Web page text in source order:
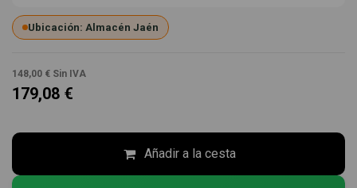
Ubicación: Almacén Jaén
148,00 € Sin IVA
179,08 €
Añadir a la cesta